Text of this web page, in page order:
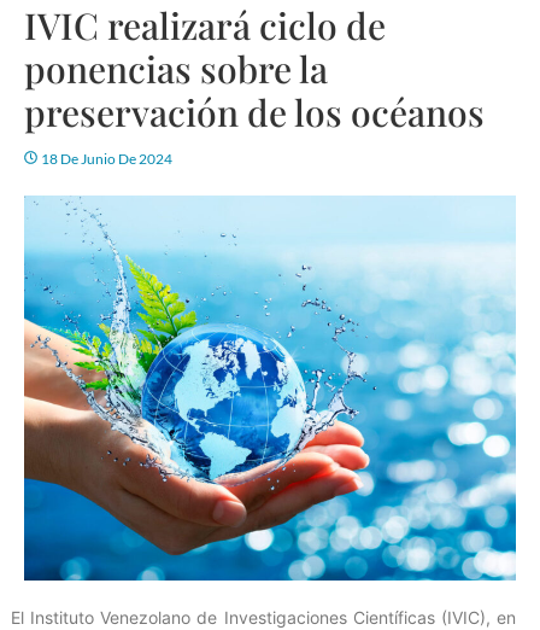
IVIC realizará ciclo de
ponencias sobre la
preservación de los océanos
18 De Junio De 2024
El Instituto Venezolano de Investigaciones Científicas (IVIC), en